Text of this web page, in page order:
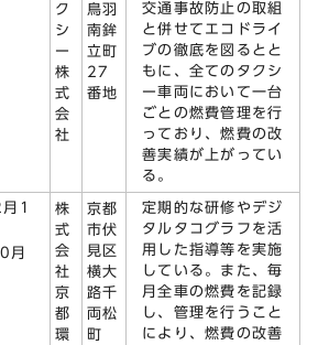
ク
シ
ー
株
式
会
社
鳥羽
南鉾
立町
27
番地
交通事故防止の取組
と併せてエコドライ
ブの徹底を図るとと
もに、全てのタクシ
ー車両において一台
ごとの燃費管理を行
っており、燃費の改
善実績が上がってい
る。
1
月
株
式
会
社
京
都
環
京都
市伏
見区
横大
路千
両松
町
定期的な研修やデジ
タルタコグラフを活
用した指導等を実施
している。また、毎
月全車の燃費を記録
し、管理を行うこと
により、燃費の改善